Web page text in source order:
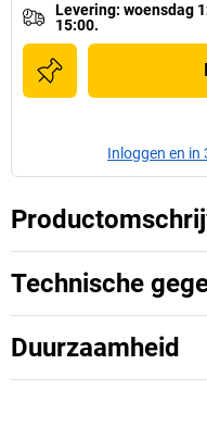
Levering: woensdag
15:00.
Inloggen en
Technische
Duurzaamheid